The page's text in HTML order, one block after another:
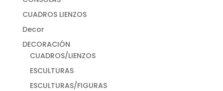
CUADROS LIENZOS
Decor
DECORACIÓN
CUADROS/LIENZOS
ESCULTURAS
ESCULTURAS/FIGURAS